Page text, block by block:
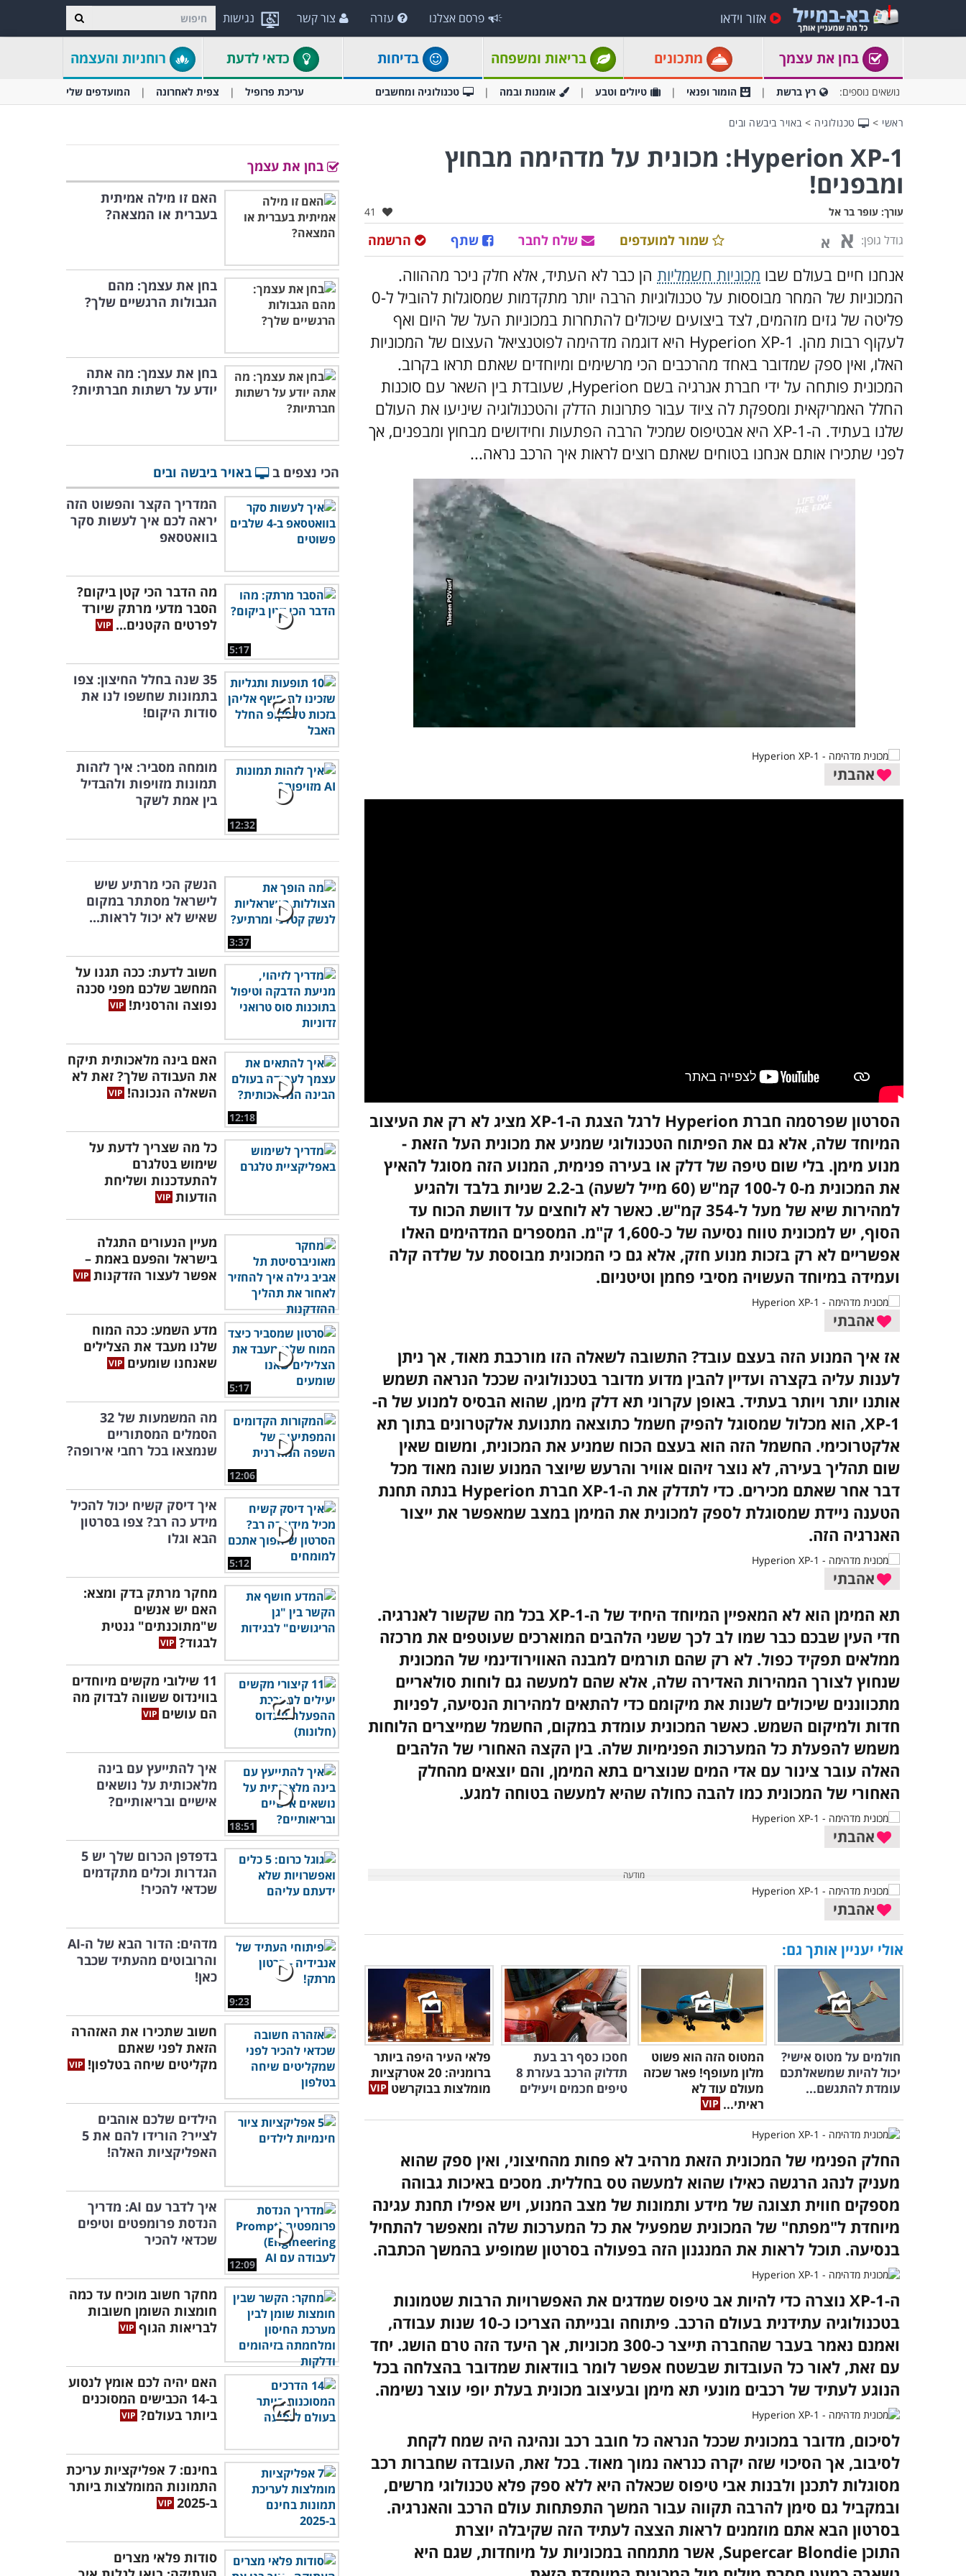
נגישות אזור וידאו פרסם אצלנו עזרה צור קשר
בחן את עצמך מתכונים בריאות ומשפחה בדיחות כדאי לדעת רוחניות והעצמה
נושאים נוספים: רץ ברשת הומור ופנאי טיולים וטבע אומנות ובמה טכנולוגיה ומחשבים עריכת פרופיל צפית לאחרונה המועדפים שלי
ראשי > טכנולוגיה > באויר ביבשה ובים
Hyperion XP-1: מכונית על מדהימה מבחוץ
ומבפנים!
עורך: עופר בר אל אהבו:
41
גודל גופן: א א הרשמה שתף שלח לחבר שמור למועדפים
אנחנו חיים בעולם שבו מכוניות חשמליות הן כבר לא העתיד, אלא חלק ניכר מההווה.
המכוניות של המחר מבוססות על טכנולוגיות הרבה יותר מתקדמות שמסוגלות להוביל ל-0
פליטה של גזים מזהמים, לצד ביצועים שיכולים להתחרות במכוניות העל של היום ואף
לעקוף רבות מהן.
Hyperion XP-1 היא דוגמה מדהימה לפוטנציאל העצום של המכוניות
האלו, ואין ספק שמדובר באחד מהרכבים הכי מרשימים ומיוחדים שאתם תראו בקרוב.
המכונית פותחה על ידי חברת אנרגיה בשם Hyperion, שעובדת בין השאר עם סוכנות
החלל האמריקאית ומספקת לה ציוד עבור פתרונות הדלק והטכנולוגיה שיניעו את העולם
שלנו בעתיד. ה-
XP-1 היא אבטיפוס שמכיל הרבה הפתעות וחידושים מבחוץ ומבפנים, אך
לפני שתכירו אותם אנחנו בטוחים שאתם רוצים לראות איך הרכב נראה...
אהבתי
הסרטון שפרסמה חברת Hyperion לרגל הצגת ה-XP-1 מציג לא רק את העיצוב
המיוחד שלה, אלא גם את הפיתוח הטכנולוגי שמניע את מכונית העל הזאת -
מנוע מימן. בלי שום טיפה של דלק או בעירה פנימית, המנוע הזה מסוגל להאיץ
את המכונית מ-0 ל-100 קמ"ש (60 מייל לשעה) ב-2.2 שניות בלבד ולהגיע
למהירות שיא של מעל ל-354 קמ"ש. כאשר לא לוחצים על דוושת הכוח עד
הסוף, יש למכונית טווח נסיעה של כ-1,600 ק"מ. המספרים המדהימים האלו
אפשריים לא רק בזכות מנוע חזק, אלא גם כי המכונית מבוססת על שלדה קלה
ועמידה במיוחד העשויה מסיבי פחמן וטיטניום.
אהבתי
אז איך המנוע הזה בעצם עובד? התשובה לשאלה הזו מורכבת מאוד, אך ניתן
לענות עליה בקצרה ועדיין להבין מדוע מדובר בטכנולוגיה שככל הנראה תשמש
אותנו יותר ויותר בעתיד. באופן עקרוני תא דלק מימן, שהוא הבסיס למנוע של ה-
XP-1, הוא מכלול שמסוגל להפיק חשמל כתוצאה מתנועת אלקטרונים בתוך תא
אלקטרוכימי. החשמל הזה הוא בעצם הכוח שמניע את המכונית, ומשום שאין
שום תהליך בעירה, לא נוצר זיהום אוויר והרעש שיוצר המנוע שונה מאוד מכל
דבר אחר שאתם מכירים. כדי לתדלק את ה-XP-1 חברת
Hyperion בנתה תחנת
הטענה ניידת שמסוגלת לספק למכונית את המימן במצב שמאפשר את ייצור
האנרגיה הזה.
אהבתי
תא המימן הוא לא המאפיין המיוחד היחיד של ה-XP-1 בכל מה שקשור לאנרגיה.
חדי העין שבכם כבר שמו לב לכך ששני הלהבים המוארכים שעוטפים את מרכזה
ממלאים תפקיד כפול. לא רק שהם תורמים למבנה האווירודינמי של המכונית
שנחוץ לצורך המהירות האדירה שלה, אלא שהם למעשה גם לוחות סולאריים
מתכווננים שיכולים לשנות את מיקומם כדי להתאים למהירות הנסיעה, לפניות
חדות ולמיקום השמש. כאשר המכונית עומדת במקום, החשמל שמייצרים הלוחות
משמש להפעלת כל המערכות הפנימיות שלה. בין הקצה האחורי של הלהבים
האלה עובר צינור עם אדי המים שנוצרים בתא המימן, והם יוצאים מהחלק
האחורי של המכונית כמו להבה כחולה שהיא למעשה בטוחה למגע.
אהבתי
אהבתי
אולי יעניין אותך גם:
חולמים על מטוס אישי?
יכול להיות שמשאלתכם
עומדת להתגשם...
המטוס הזה הוא פשוט
מלון מעופף! פאר שכזה
מעולם עוד לא
ראיתי...
חסכו כסף רב בעת
תדלוק הרכב בעזרת 8
טיפים חכמים ויעילים
פלאי העיר היפה ביותר
ברומניה: 20 אטרקציות
מומלצות בבוקרשט
החלק הפנימי של המכונית הזאת מרהיב לא פחות מהחיצוני, ואין ספק שהוא
מעניק לנהג הרגשה כאילו שהוא למעשה טס בחללית. מסכים באיכות גבוהה
מספקים חווית תצוגה של מידע ותמונות של מצב המנוע, ויש אפילו תחנת עגינה
מיוחדת ל"מפתח" של המכונית שמפעיל את כל המערכות שלה ומאפשר להתחיל
בנסיעה. תוכל לראות את המנגנון הזה בפעולה בסרטון שמופיע בהמשך הכתבה.
ה-XP-1 נוצרה כדי להיות אב טיפוס שמדגים את האפשרויות הרבות שטמונות
בטכנולוגיה עתידנית בעולם הרכב. פיתוחה ובנייתה הצריכו כ-10 שנות עבודה,
ואמנם נאמר בעבר שהחברה תייצר כ-300 מכוניות, אך היעד הזה טרם הושג. יחד
עם זאת, לאור כל העובדות שבשטח אפשר לומר בוודאות שמדובר בהצלחה בכל
הנוגע לעתיד של רכבים מונעי תא מימן ובעיצוב מכונית בעלת יופי עוצר נשימה.
לסיכום, מדובר במכונית שככל הנראה כל חובב רכב ונהיגה היה שמח לקחת
לסיבוב, אך הסיכוי שזה יקרה כנראה נמוך מאוד. בכל זאת, העובדה שחברות רכב
מסוגלות לתכנן ולבנות אבי טיפוס שכאלה היא ללא ספק פלא טכנולוגי מרשים,
ובמקביל גם סימן להרבה תקווה עבור המשך התפתחות עולם הרכב והאנרגיה.
בסרטון הבא אתם מוזמנים לראות הצצה לעתיד הזה שקיבלה יוצרת
התוכן Supercar Blondie, אשר מתמחה במכוניות על מיוחדות, שגם היא
בחן את עצמך
האם זו מילה אמיתית
בעברית או המצאה?
בחן את עצמך: מהם
הגבולות הרגשיים שלך?
בחן את עצמך: מה אתה
יודע על רשתות חברתיות?
הכי נצפים ב
באויר ביבשה ובים
המדריך הקצר והפשוט הזה
יראה לכם איך לעשות סקר
בוואטסאפ
5:17
מה הדבר הכי קטן ביקום?
הסבר מדעי מרתק שיורד
לפרטים הקטנים...
35 שנה בחלל החיצון: צפו
בתמונות שחשפו לנו את
סודות היקום!
12:32
מומחה מסביר: איך לזהות
תמונות מזויפות ולהבדיל
בין אמת לשקר
3:37
הנשק הכי מרתיע שיש
לישראל מסתתר במקום
שאיש לא יכול לראות...
חשוב לדעת: ככה תגנו על
המחשב שלכם מפני סכנה
נפוצה והרסנית!
12:18
האם בינה מלאכותית תיקח
את העבודה שלך? זאת לא
השאלה הנכונה!
כל מה שצריך לדעת על
שימוש בטלגרם
להתעדכנות ושליחת
הודעות
מעיין הנעורים התגלה
בישראל והפעם באמת –
אפשר לעצור הזדקנות
5:17
מדע השמע: ככה המוח
שלנו מעבד את הצלילים
שאנחנו שומעים
12:06
מה המשמעות של 32
הסמלים המסתוריים
שנמצאו בכל רחבי אירופה?
5:12
איך דיסק קשיח יכול להכיל
מידע כה רב? צפו בסרטון
הבא וגלו
מחקר מרתק בדק ומצא:
האם יש אנשים
ש"מתוכנתים" גנטית
לבגוד?
11 שילובי מקשים מיוחדים
בווינדוס ששווה לבדוק מה
הם עושים
18:51
איך להתייעץ עם בינה
מלאכותית על נושאים
אישיים ובריאותיים?
בדפדפן הכרום שלך יש 5
הגדרות וכלים מתקדמים
שכדאי להכיר!
9:23
מדהים: הדור הבא של ה-AI
והרובוטים מהעתיד שכבר
כאן!
חשוב שתכירו את האזהרה
הזאת לפני שאתם
מקליטים שיחה בטלפון!
הילדים שלכם אוהבים
לצייר? הורידו להם את 5
האפליקציות האלה!
12:09
איך לדבר עם AI: מדריך
הנדסת פרומפטים וטיפים
שכדאי להכיר
מחקר חשוב מוכיח עד כמה
חומצות השומן חשובות
לבריאות הגוף
האם יהיה לכם אומץ לנסוע
ב-14 הכבישים המסוכנים
ביותר בעולם?
בחינם: 7 אפליקציות עריכת
התמונות המומלצות ביותר
ב-2025
סודות פלאי מצרים